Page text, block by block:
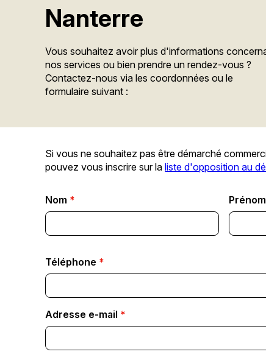
Nanterre
Vous souhaitez avoir plus d'informations
nos services ou bien prendre un rendez-vous ?
Contactez-nous via les coordonnées ou le
formulaire suivant :
Si vous ne souhaitez pas être démarché
pouvez vous inscrire sur laliste d'opposition au
Nom * Prénom
Téléphone *
Adresse e-mail *